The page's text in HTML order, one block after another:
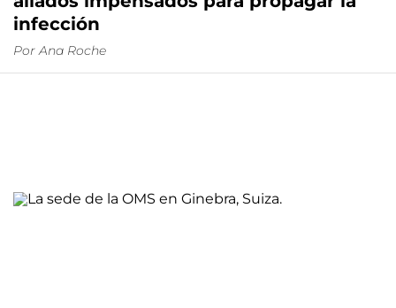
infección
Por Ana Roche